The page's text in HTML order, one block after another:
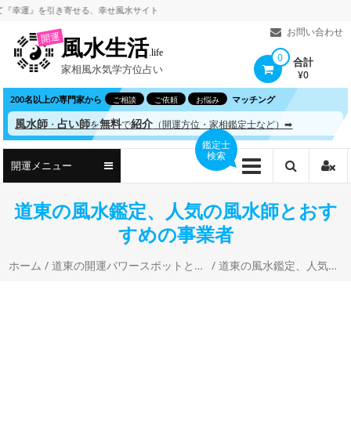
コ
ツ
へ
ス
ッ
』を引き寄せる、幸せ風水サイト
お問い合わせ
開運風水生活.life
家相風水気学方位占い
0 合計
¥0
200名以上の専門家から ご相談 ご依頼 お悩み マッチング
風水師 ・占い師を無料で紹介 （開運方位・家相鑑定士など）➡
開運メニュー
鑑定士
検索
道東の風水鑑定、人気の風水師とおす
すめの事業者
ホーム / 道東の開運パワースポットと風水・開運占い / 道東の風水鑑定、人気の風水師とおすすめの事業者